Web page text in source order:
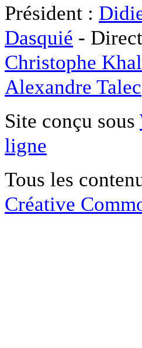
Président :
Dasquié -
Christophe
Alexandre Talec
Site conçu sous
ligne
Tous les
Créative